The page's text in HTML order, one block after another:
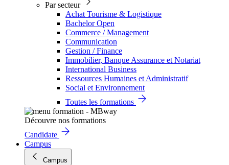
Par secteur
Achat Tourisme & Logistique
Bachelor Open
Commerce / Management
Communication
Gestion / Finance
Immobilier, Banque Assurance et Notariat
International Business
Ressources Humaines et Administratif
Social et Environnement
Toutes les formations
Découvre nos formations
Candidate
Campus
Campus